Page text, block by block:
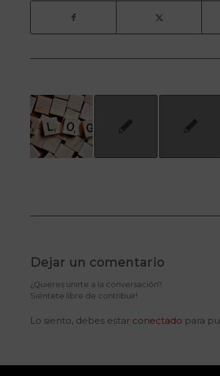
Dejar un comentario
¿Quieres unirte a la conversación?
Siéntete libre de contribuir!
Lo siento, debes estar conectado para